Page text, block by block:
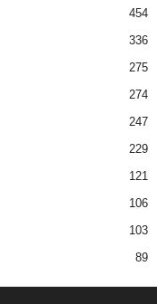
454
336
275
274
247
229
121
106
103
89